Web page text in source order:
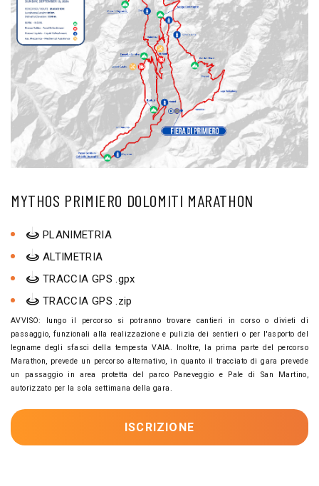
MYTHOS PRIMIERO DOLOMITI MARATHON
PLANIMETRIA
ALTIMETRIA
TRACCIA GPS .gpx
TRACCIA GPS .zip
AVVISO: lungo il percorso si potranno trovare cantieri in corso o divieti di
passaggio, funzionali alla realizzazione e pulizia dei sentieri o per l'asporto del
legname degli sfasci della tempesta VAIA. Inoltre, la prima parte del percorso
Marathon, prevede un percorso alternativo, in quanto il tracciato di gara prevede
un passaggio in area protetta del parco Paneveggio e Pale di San Martino,
autorizzato per la sola settimana della gara.
ISCRIZIONE